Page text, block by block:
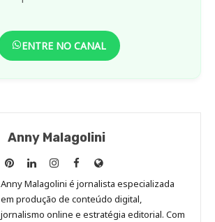
ENTRE NO CANAL
Anny Malagolini
Anny
Malagolini
no
Pinterest
Anny
Malagolini
no
LinkedIn
Anny
Malagolini
no
Instagram
Anny
Malagolini
no
Facebook
Site
de
Anny
Malagolini
Anny Malagolini é jornalista especializada
em produção de conteúdo digital,
jornalismo online e estratégia editorial. Com